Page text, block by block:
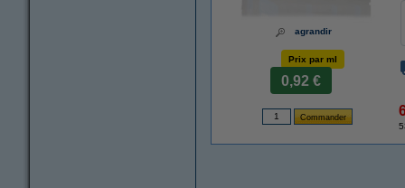
agrandir
Prix par ml
0,92 €